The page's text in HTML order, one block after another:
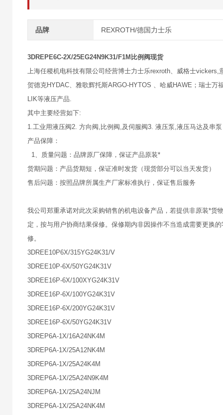
品牌 REXROTH/德国力士乐
3DREPE6C-2X/25EG24N9K31/F1M比例阀现货
上海任稷机电科技有限公司经营博士力士乐rexroth、威格士
贺德克HYDAC、雅歌辉托斯ARGO-HYTOS 、哈威HAWE；瑞士
LIK等液压产品.
其中主要经营如下:
1.工业用液压阀2. 方向阀,比例阀,及伺服阀3. 液压泵,液压马达及串
产品保障：
1、质量问题：品牌原厂保障，保证产品原装*
货期问题：产品货期短，保证准时发货（现货部分可以当天发货）
售后问题：按照品牌所属生产厂家标准执行，保证售后服务
我公司郑重承诺对此次采购销售的机电设备产品，若提供非原装*
定，按与用户协商结果保修。保修期内非因操作不当造成需要更换
修。
3DREE10P6X/315YG24K31/V
3DREE10P-6X/50YG24K31V
3DREE16P-6X/100XYG24K31V
3DREE16P-6X/100YG24K31V
3DREE16P-6X/200YG24K31V
3DREE16P-6X/50YG24K31V
3DREP6A-1X/16A24NK4M
3DREP6A-1X/25A12NK4M
3DREP6A-1X/25A24K4M
3DREP6A-1X/25A24N9K4M
3DREP6A-1X/25A24NJM
3DREP6A-1X/25A24NK4M